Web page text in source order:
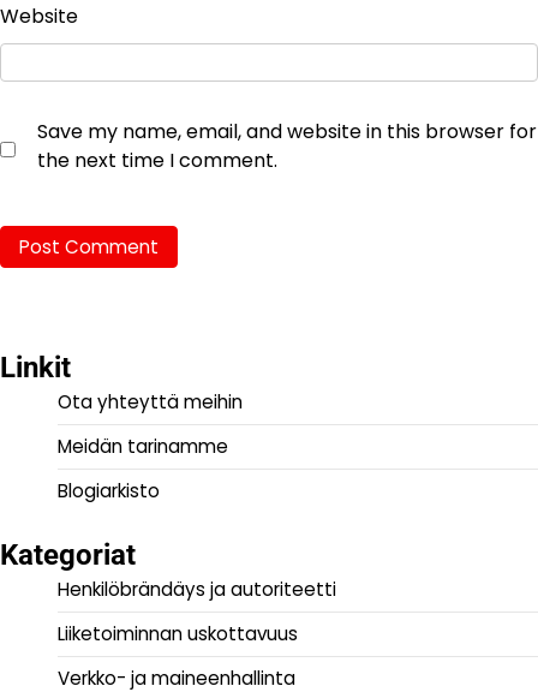
Website
Save my name, email, and website in this browser for
the next time I comment.
Linkit
Ota yhteyttä meihin
Meidän tarinamme
Blogiarkisto
Kategoriat
Henkilöbrändäys ja autoriteetti
Liiketoiminnan uskottavuus
Verkko- ja maineenhallinta